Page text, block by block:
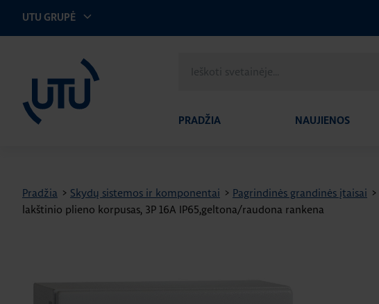
UTU GRUPĖ
svetainėje
PRADŽIA NAUJIENOS
Pradžia > Skydų sistemos ir komponentai > Pagrindinės grandinės įtaisai >
lakštinio plieno korpusas, 3P 16A IP65,geltona/raudona rankena